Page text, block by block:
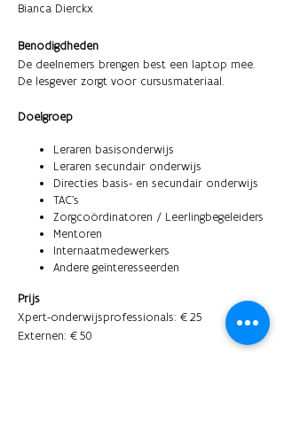
Bianca Dierckx
Benodigdheden
De deelnemers brengen best een laptop mee.
De lesgever zorgt voor cursusmateriaal.
Doelgroep
Leraren basisonderwijs
Leraren secundair onderwijs
Directies basis- en secundair onderwijs
TAC's
Zorgcoördinatoren / Leerlingbegeleiders
Mentoren
Internaatmedewerkers
Andere geïnteresseerden
Prijs
Xpert-onderwijsprofessionals: €25
Externen: €50